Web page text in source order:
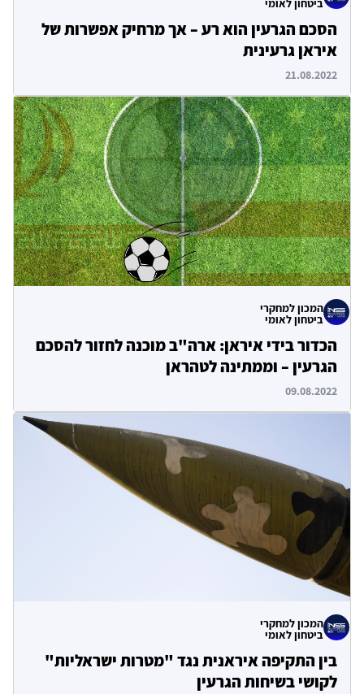
ביטחון לאומי
הסכם הגרעין הוא רע – אך מרחיק אפשרות של
איראן גרעינית
21.08.2022
המכון למחקרי
ביטחון לאומי
הכדור בידי איראן: ארה"ב מוכנה לחזור להסכם
הגרעין – וממתינה לטהראן
09.08.2022
המכון למחקרי
ביטחון לאומי
בין התקיפה איראנית נגד "מטרות ישראליות"
לקושי בשיחות הגרעין